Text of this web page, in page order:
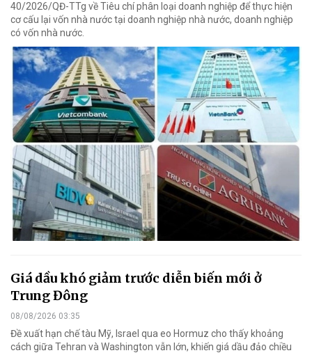
40/2026/QĐ-TTg về Tiêu chí phân loại doanh nghiệp để thực hiện
cơ cấu lại vốn nhà nước tại doanh nghiệp nhà nước, doanh nghiệp
có vốn nhà nước.
Giá dầu khó giảm trước diễn biến mới ở
Trung Đông
08/08/2026 03:35
Đề xuất hạn chế tàu Mỹ, Israel qua eo Hormuz cho thấy khoảng
cách giữa Tehran và Washington vẫn lớn, khiến giá dầu đảo chiều